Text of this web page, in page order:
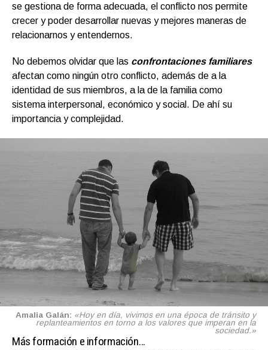
se gestiona de forma adecuada, el conflicto nos permite
crecer y poder desarrollar nuevas y mejores maneras de
relacionarnos y entendernos.
No debemos olvidar que las confrontaciones familiares
afectan como ningún otro conflicto, además de a la
identidad de sus miembros, a la de la familia como
sistema interpersonal, económico y social. De ahí su
importancia y complejidad.
Amalia Galán: «Hoy en día, vivimos en una época de tránsito y
replanteamientos en torno a los valores que imperan en la
sociedad.»
Más formación e información…